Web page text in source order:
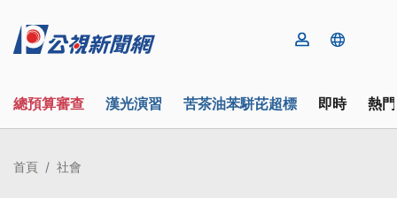
總預算審查 漢光演習 苦茶油苯駢芘超標 即時 熱
首頁 社會